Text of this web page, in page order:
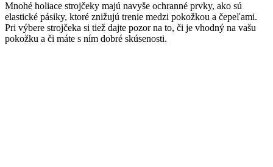
Mnohé holiace strojčeky majú navyše ochranné prvky, ako sú
elastické pásiky, ktoré znižujú trenie medzi pokožkou a čepeľami.
Pri výbere strojčeka si tiež dajte pozor na to, či je vhodný na vašu
pokožku a či máte s ním dobré skúsenosti.